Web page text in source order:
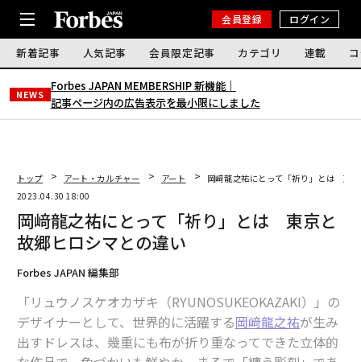
会員登録 ログイン
新着記事 人気記事 会員限定記事 カテゴリ 連載
NEWS
Forbes JAPAN MEMBERSHIP 新機能｜
記事ページ内の広告表示を最小限にしました
トップ アート・カルチャー アート
岡﨑龍之祐にとって「祈り」とは 東
2023.04.30 18:00
岡﨑龍之祐にとって「祈り」とは 東京と
故郷ヒロシマとの違い
Forbes JAPAN 編集部
「リュウノスケオカザキ（RYUNOSUKEOKAZAKI）」の
デザイナーとして、世界的に活躍する岡﨑龍之祐が生み
出すドレスは、幾重にも布が折り重なってできた立体的